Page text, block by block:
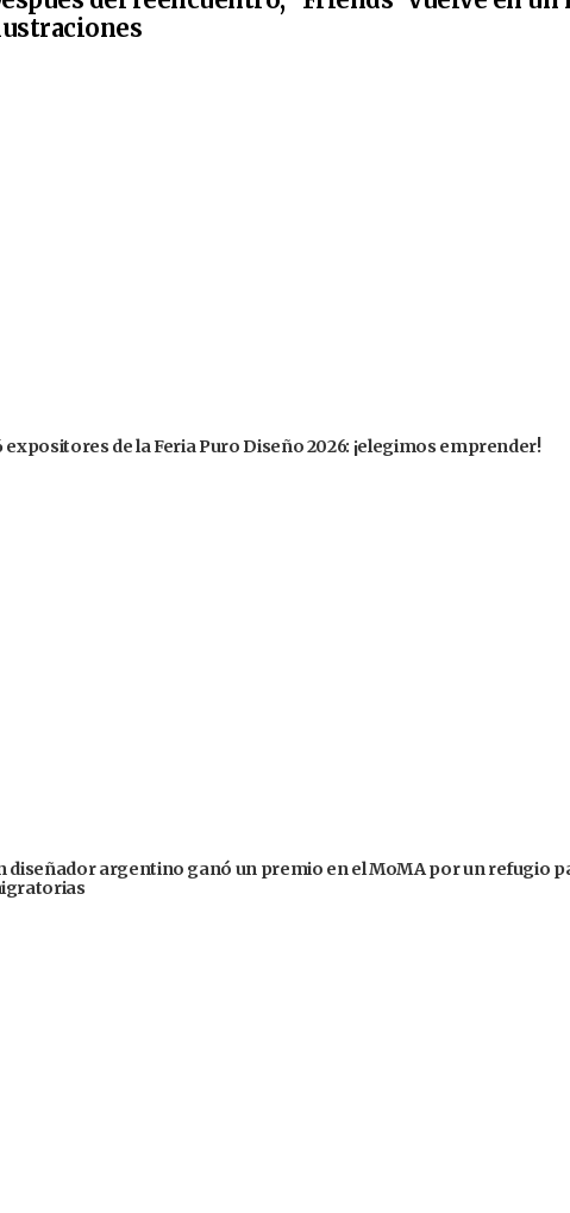
expositores de la Feria Puro Diseño 2026: ¡elegimos emprender!
diseñador argentino ganó un premio en el MoMA por un refugio